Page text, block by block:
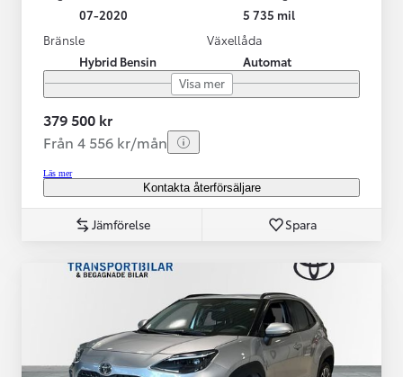
07-2020
5 735 mil
Bränsle
Hybrid Bensin
Växellåda
Automat
Visa mer
379 500 kr
Från 4 556 kr/mån
Läs mer
Kontakta återförsäljare
Jämförelse Spara